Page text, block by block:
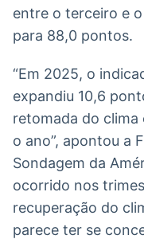
entre o terceiro e
para 88,0 pontos.
“Em 2025, o
expandiu 10,6
retomada do
o ano”, apontou a
Sondagem da
ocorrido nos
recuperação do
parece ter se